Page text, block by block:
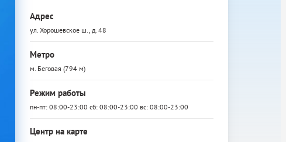
Адрес
ул. Хорошевское ш., д. 48
Метро
м. Беговая (794 м)
Режим работы
пн-пт: 08:00-23:00 сб: 08:00-23:00 вс: 08:00-23:00
Центр на карте